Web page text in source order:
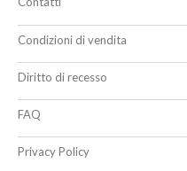
Condizioni di vendita
Diritto di recesso
FAQ
Privacy Policy